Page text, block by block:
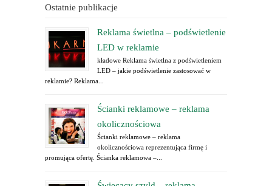
Ostatnie publikacje
Reklama świetlna – podświetlenie
LED w reklamie
kładowe Reklama świetlna z podświetleniem
LED – jakie podświetlenie zastosować w
reklamie? Reklama...
Ścianki reklamowe – reklama
okolicznościowa
Ścianki reklamowe – reklama
okolicznościowa reprezentująca firmę i
promująca ofertę. Ścianka reklamowa –...